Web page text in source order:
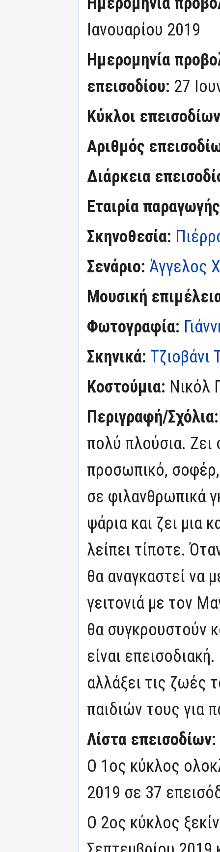
Ιανουαρίου 2019
Ημερομηνία
επεισοδίου: 27
Κύκλοι
Αριθμός
Διάρκεια
Εταιρία
Σκηνοθεσία:
Σενάριο: Άγγελος
Μουσική
Φωτογραφία:
Σκηνικά: Τζιοβάνι
Κοστούμια: Νικόλ
Περιγραφή/
πολύ πλούσια. Ζει
προσωπικό, σοφέρ,
σε φιλανθρωπικά
ψάρια και ζει μια
λείπει τίποτε.
θα αναγκαστεί να
γειτονιά με τον
θα συγκρουστούν
είναι
αλλάξει τις ζωές
παιδιών τους για
Λίστα επεισοδίων:
Ο 1ος κύκλος
2019 σε 37
Ο 2ος κύκλος